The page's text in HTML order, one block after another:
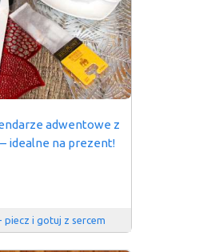
adwentowe z
idealne na prezent!
piecz i gotuj z sercem